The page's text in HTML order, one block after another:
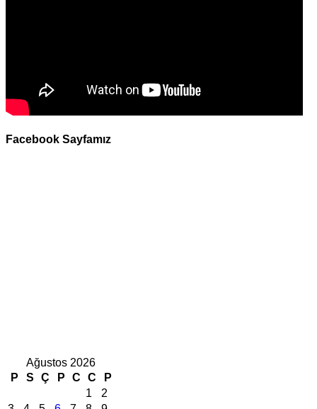
Facebook Sayfamız
Ağustos 2026
P
S Ç P C C
P
1
2